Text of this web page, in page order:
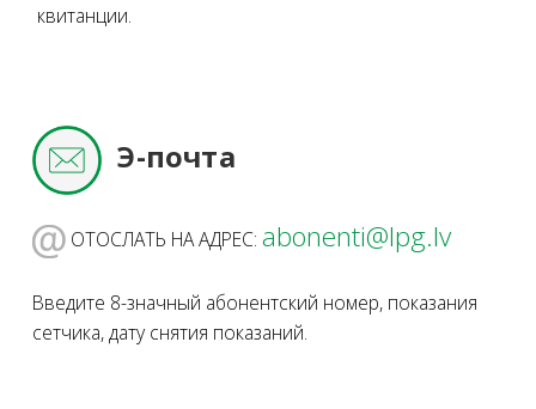
квитанции.
Э-почта
ОТОСЛАТЬ НА АДРЕС: abonenti@lpg.lv
Введите 8-значный абонентский номер, показания
сетчика, дату снятия показаний.